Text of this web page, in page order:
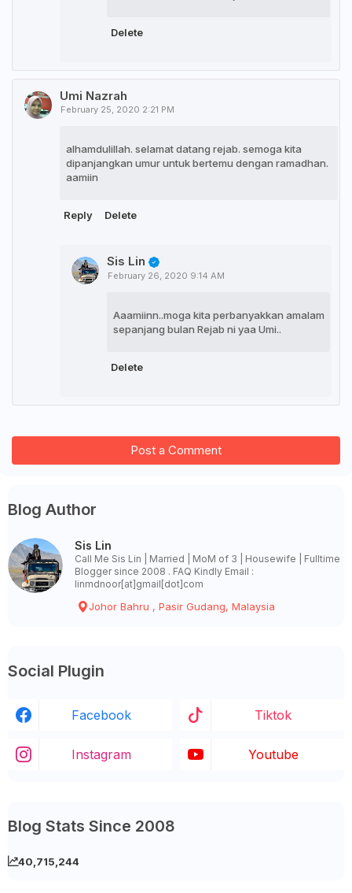
Delete
Umi Nazrah
February 25, 2020 2:21 PM
alhamdulillah. selamat datang rejab. semoga kita
dipanjangkan umur untuk bertemu dengan ramadhan.
aamiin
Reply Delete
Sis Lin
February 26, 2020 9:14 AM
Aaamiinn..moga kita perbanyakkan amalam
sepanjang bulan Rejab ni yaa Umi..
Delete
Post a Comment
Blog Author
Sis Lin
Call Me Sis Lin | Married | MoM of 3 | Housewife | Fulltime
Blogger since 2008 . FAQ Kindly Email :
linmdnoor[at]gmail[dot]com
Johor Bahru , Pasir Gudang, Malaysia
Social Plugin
Facebook Tiktok
Instagram Youtube
Blog Stats Since 2008
40,715,244